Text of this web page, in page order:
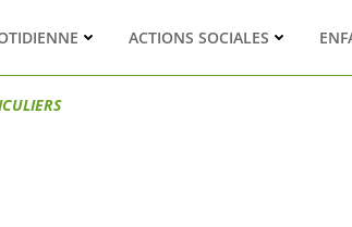
ACTIONS SOCIALES